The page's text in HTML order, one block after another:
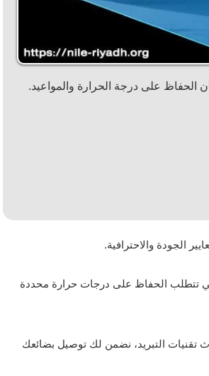
على درجة الحرارة والمواعيد.
الجودة والاحترافية.
تتطلب الحفاظ على درجات حرارة محددة
التبريد، نضمن لك توصيل بضائعك